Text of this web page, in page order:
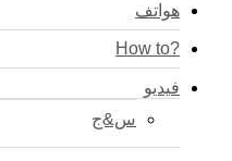
هواتف
?How to
فيديو
س&ج